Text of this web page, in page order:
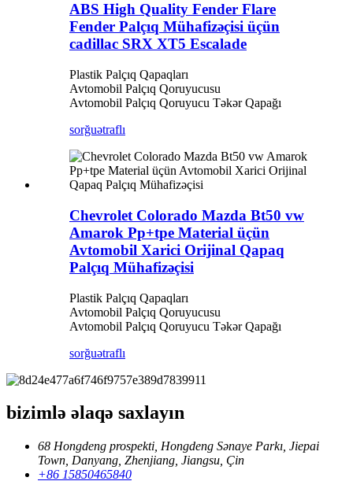
ABS High Quality Fender Flare
Fender Palçıq Mühafizəçisi üçün
cadillac SRX XT5 Escalade
Plastik Palçıq Qapaqları
Avtomobil Palçıq Qoruyucusu
Avtomobil Palçıq Qoruyucu Təkər Qapağı
sorğuətraflı
Chevrolet Colorado Mazda Bt50 vw
Amarok Pp+tpe Material üçün
Avtomobil Xarici Orijinal Qapaq
Palçıq Mühafizəçisi
Plastik Palçıq Qapaqları
Avtomobil Palçıq Qoruyucusu
Avtomobil Palçıq Qoruyucu Təkər Qapağı
sorğuətraflı
bizimlə əlaqə saxlayın
68 Hongdeng prospekti, Hongdeng Sənaye Parkı, Jiepai
Town, Danyang, Zhenjiang, Jiangsu, Çin
+86 15850465840